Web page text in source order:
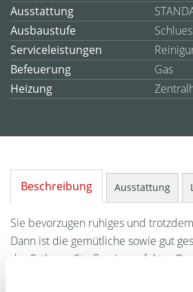
Ausstattung
Ausbaustufe
Serviceleistungen
Befeuerung
Gas
Heizung
Beschreibung Ausstattung
Sie bevorzugen ruhiges und
Dann ist die gemütliche sowie gut
der Eythraer Straße ein perfektes